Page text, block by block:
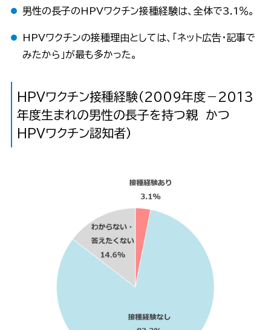
男性の長子のHPVワクチン接種経験は、全体で3.1％。
HPVワクチンの接種理由としては、「ネット広告・記事で
みたから」が最も多かった。
HPVワクチン接種経験（2009年度－2013
年度生まれの男性の長子を持つ親 かつ
HPVワクチン認知者）